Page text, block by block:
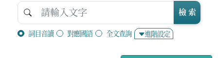
詞目音讀 對應國語 全文查詢 進階設定
檢 索